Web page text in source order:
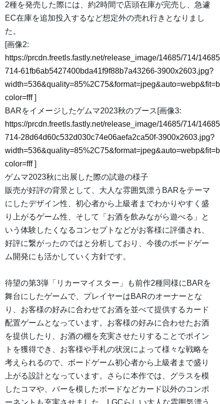
2種を発売した際には、約2時間で店頭在庫が完売し、急遽
EC在庫を追加投入するなど想定外の売れ行きとなりまし
た。
[画像2:
https://prcdn.freetls.fastly.net/release_image/14685/714/
714-61fb6ab5427400bda41f9f88b7a43266-3900x2603.jpg?
color=fff]
BARをイメージしたゲムマ2023秋のブース[画像3:
https://prcdn.freetls.fastly.net/release_image/14685/714/
714-28d64d60c532d030c74e06aefa2ca50f-3900x2603.jpg?
color=fff]
ゲムマ2023秋に出展した際の試遊の様子
販売が好評の背景として、大人な雰囲気漂うBARをテーマ
にしたデザイン性、初心者から上級者までわかりやすく盛
り上がるゲーム性、そして「お酒を飲みながら遊べる」と
いう体験したくなるコンセプトなどがお客様に評価され、
好評に繋がったのではと分析しており、今後のボードゲー
ム開発にも活かしていく方針です。
待望の第3弾「リカーマイスター」も前作2種同様にBARを
舞台にしたゲームで、プレイヤーはBARのオーナーとな
り、お客様の好みに合わせてお酒を並べて提供するカード
配置ゲームとなっています。お客様の好みに合わせたお酒
を提供したり、お酒の棚を充実させたりすることでポイン
トを獲得でき、お客様や手札の状況によって様々な戦略を
考えられるので、ボードゲーム初心者から上級者まで盛り
上がる設計となっています。さらに本作では、グラスを模
したコマや、バーを模したボードなどカード以外のコンポ